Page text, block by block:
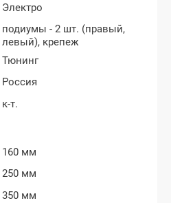
Электро
подиумы - 2 шт. (правый,
левый), крепеж
Тюнинг
Россия
к-т.
160 мм
250 мм
350 мм